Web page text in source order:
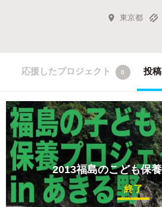
東京都
応援したプロジェクト 0 投
2013福島のこども保
終了